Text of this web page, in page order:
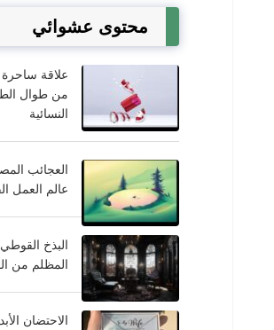
محتوى عشوائي
علاقة
من طوال
النسائية
العجائب
عالم العمل
البذخ
المظلم من
الاحتضان